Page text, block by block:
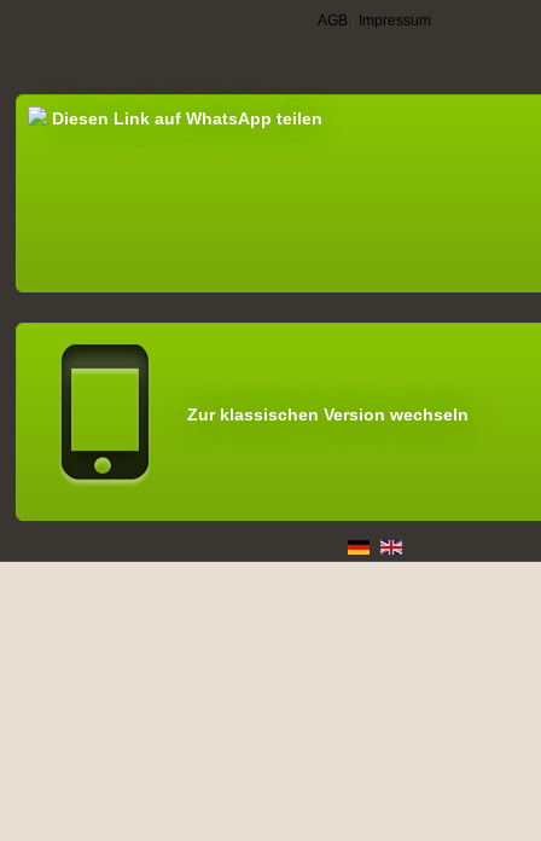
AGB Impressum
Diesen Link auf WhatsApp teilen
Zur klassischen Version wechseln